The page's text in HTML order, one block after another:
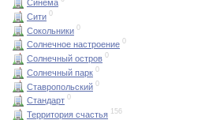
Синема
Сити 0
Сокольники 0
Солнечное настроение 0
Солнечный остров 0
Солнечный парк 0
Ставропольский 0
Стандарт 0
Территория счастья 156